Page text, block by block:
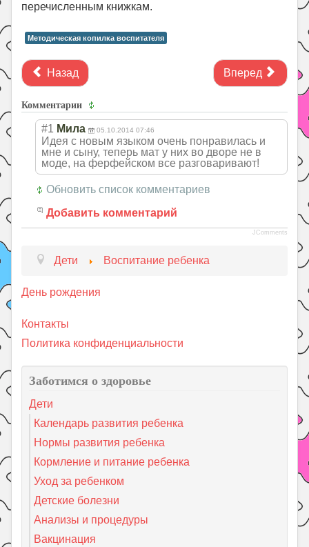
перечисленным книжкам.
Методическая копилка воспитателя
Назад Вперед
Комментарии
#1 Мила 05.10.2014 07:46
Идея с новым языком очень понравилась и
мне и сыну, теперь мат у них во дворе не в
моде, на ферфейском все разговаривают!
Обновить список комментариев
Добавить комментарий
JComments
Дети Воспитание ребенка
День рождения
Контакты
Политика конфиденциальности
Заботимся о здоровье
Дети
Календарь развития ребенка
Нормы развития ребенка
Кормление и питание ребенка
Уход за ребенком
Детские болезни
Анализы и процедуры
Вакцинация